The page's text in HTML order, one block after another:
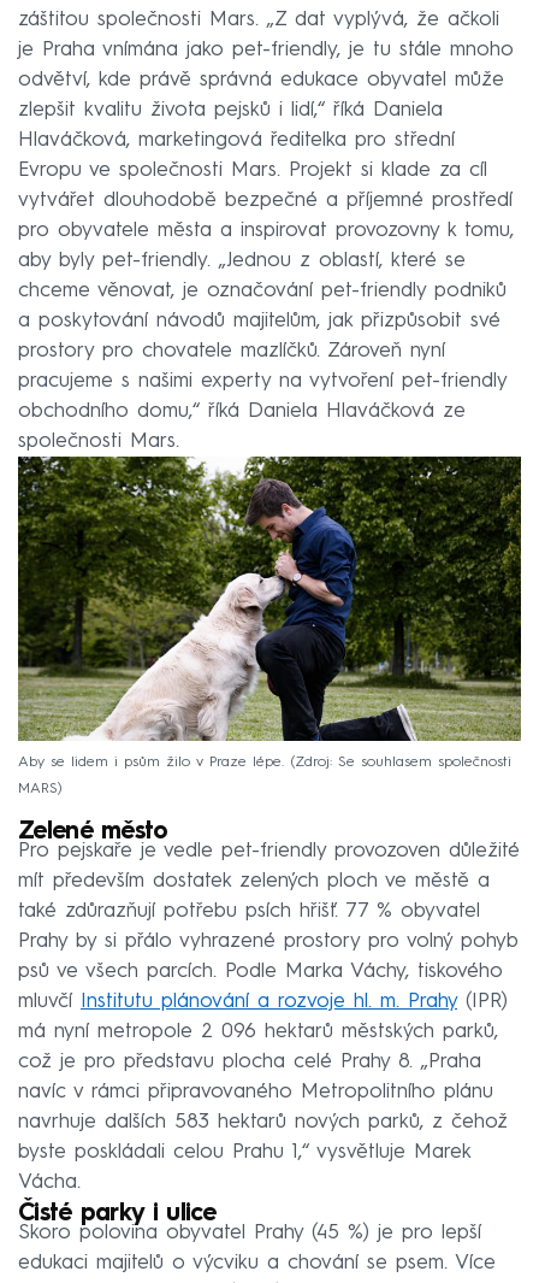
záštitou společnosti Mars. „Z dat vyplývá, že ačkoli
je Praha vnímána jako pet-friendly, je tu stále mnoho
odvětví, kde právě správná edukace obyvatel může
zlepšit kvalitu života pejsků i lidí,“ říká Daniela
Hlaváčková, marketingová ředitelka pro střední
Evropu ve společnosti Mars. Projekt si klade za cíl
vytvářet dlouhodobě bezpečné a příjemné prostředí
pro obyvatele města a inspirovat provozovny k tomu,
aby byly pet-friendly. „Jednou z oblastí, které se
chceme věnovat, je označování pet-friendly podniků
a poskytování návodů majitelům, jak přizpůsobit své
prostory pro chovatele mazlíčků. Zároveň nyní
pracujeme s našimi experty na vytvoření pet-friendly
obchodního domu,“ říká Daniela Hlaváčková ze
společnosti Mars.
Aby se lidem i psům žilo v Praze lépe.
Zdroj: Se souhlasem společnosti
MARS
Zelené město
Pro pejskaře je vedle pet-friendly provozoven důležité
mít především dostatek zelených ploch ve městě a
také zdůrazňují potřebu psích hřišť. 77 % obyvatel
Prahy by si přálo vyhrazené prostory pro volný pohyb
psů ve všech parcích. Podle Marka Váchy, tiskového
mluvčí
Institutu plánování a rozvoje hl. m. Prahy(IPR)
má nyní metropole 2 096 hektarů městských parků,
což je pro představu plocha celé Prahy 8. „Praha
navíc v rámci připravovaného Metropolitního plánu
navrhuje dalších 583 hektarů nových parků, z čehož
byste poskládali celou Prahu 1,“ vysvětluje Marek
Vácha.
Čisté parky i ulice
Skoro polovina obyvatel Prahy (45 %) je pro lepší
edukaci majitelů o výcviku a chování se psem. Více